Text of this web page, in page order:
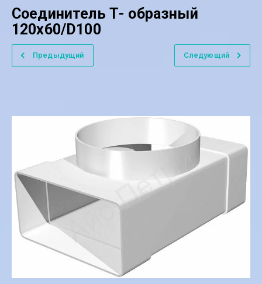
Соединитель Т- образный
120х60/D100
Предыдущий Следующий